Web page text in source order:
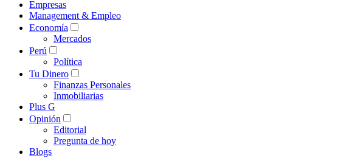
Empresas
Management & Empleo
Economía
Mercados
Perú
Política
Tu Dinero
Finanzas Personales
Inmobiliarias
Plus G
Opinión
Editorial
Pregunta de hoy
Blogs